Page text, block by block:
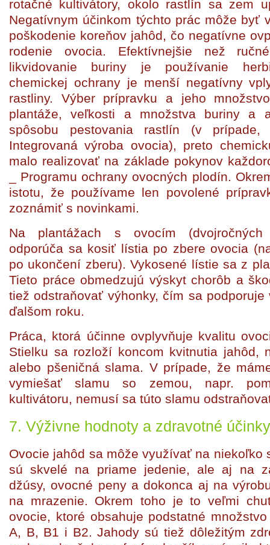
rotačné kultivátory, okolo rastlín sa zem
Negatívnym účinkom týchto prác môže byť
poškodenie koreňov jahôd, čo negatívne
rodenie ovocia. Efektívnejšie než
likvidovanie buriny je používanie
chemickej ochrany je menší negatívny
rastliny. Výber prípravku a jeho
plantáže, veľkosti a množstva buriny a
spôsobu pestovania rastlín (v
Integrovaná výroba ovocia), preto
malo realizovať na základe pokynov
_ Programu ochrany ovocných plodín.
istotu, že používame len povolené
zoznámiť s novinkami.
Na plantážach s ovocím
odporúča sa kosiť lístia po zbere ovocia
po ukončení zberu). Vykosené lístie sa z
Tieto práce obmedzujú výskyt chorôb a
tiež odstraňovať výhonky, čím sa
ďalšom roku.
Práca, ktorá účinne ovplyvňuje kvalitu
Stielku sa rozloží koncom kvitnutia jahôd,
alebo pšeničná slama. V prípade, že
vymiešať slamu so zemou, napr.
kultivátoru, nemusí sa túto slamu
7. Výživne hodnoty a zdravotné
Ovocie jahôd sa môže využívať na niekoľko
sú skvelé na priame jedenie, ale aj na
džúsy, ovocné peny a dokonca aj na
na mrazenie. Okrem toho je to veľmi
ovocie, ktoré obsahuje podstatné
A, B, B1 i B2. Jahody sú tiež dôležitým